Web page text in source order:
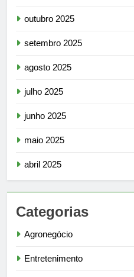
outubro 2025
setembro 2025
agosto 2025
julho 2025
junho 2025
maio 2025
abril 2025
Categorias
Agronegócio
Entretenimento